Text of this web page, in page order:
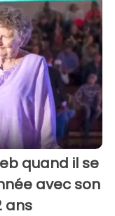
quand il se
avec son
ans